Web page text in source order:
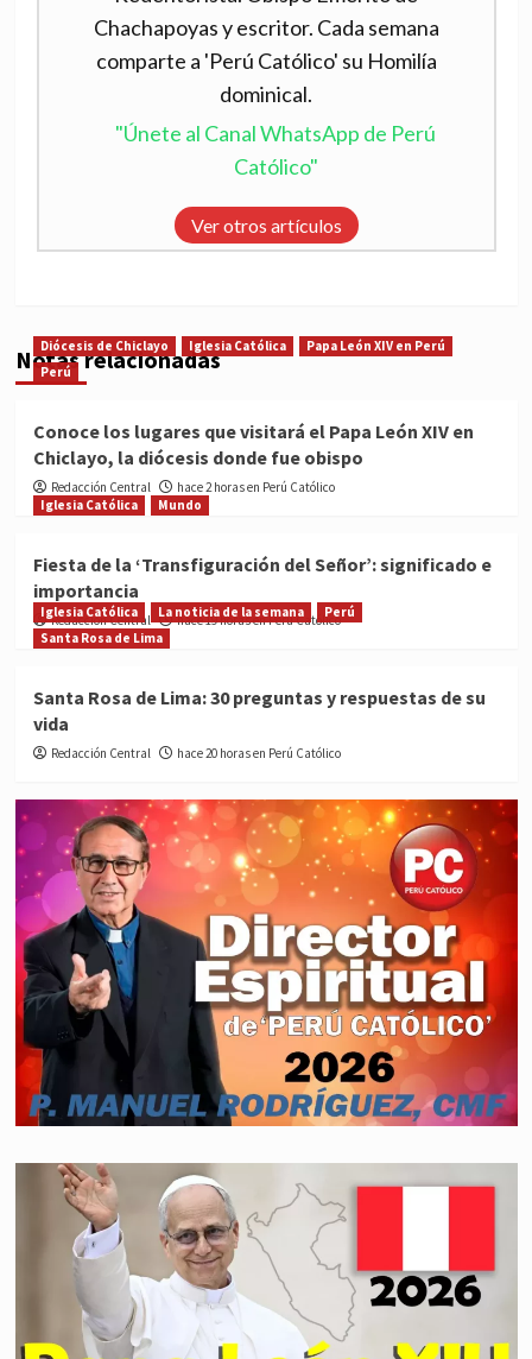
Chachapoyas y escritor. Cada semana
comparte a 'Perú Católico' su Homilía
dominical.
"Únete al Canal WhatsApp de Perú
Católico"
Ver otros artículos
Notas relacionadas
Diócesis de Chiclayo Iglesia Católica
Papa León XIV en Perú
Perú
Conoce los lugares que visitará el Papa León XIV en
Chiclayo, la diócesis donde fue obispo
Redacción Central
hace 2 horas en Perú Católico
Iglesia Católica
Mundo
Fiesta de la ‘Transfiguración del Señor’: significado e
importancia
Redacción Central hace 19 horas en Perú Católico
Iglesia Católica La noticia de la semana
Perú
Santa Rosa de Lima
Santa Rosa de Lima: 30 preguntas y respuestas de su
vida
Redacción Central hace 20 horas en Perú Católico